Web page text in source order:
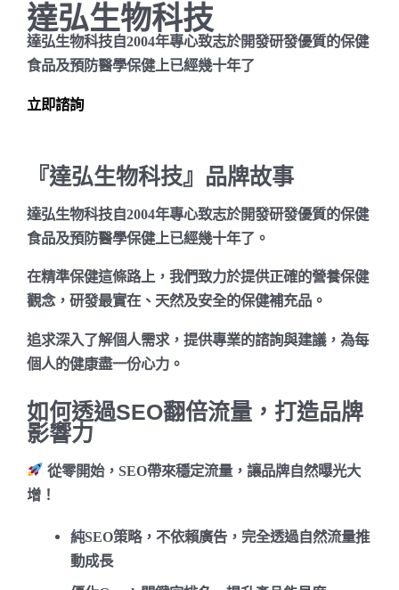
達弘生物科技
達弘生物科技自2004年專心致志於開發研發優質的保健
食品及預防醫學保健上已經幾十年了
立即諮詢
『達弘生物科技』品牌故事
達弘生物科技自2004年專心致志於開發研發優質的保健
食品及預防醫學保健上已經幾十年了。
在精準保健這條路上，我們致力於提供正確的營養保健
觀念，研發最實在、天然及安全的保健補充品。
追求深入了解個人需求，提供專業的諮詢與建議，為每
個人的健康盡一份心力。
如何透過SEO翻倍流量，打造品牌
影響力
從零開始，SEO帶來穩定流量，讓品牌自然曝光大
增！
純SEO策略，不依賴廣告，完全透過自然流量推
動成長